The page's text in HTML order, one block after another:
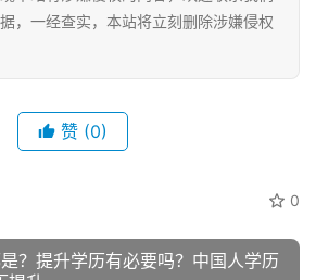
，一经查实，本站将立刻删除涉嫌侵权
赞 (0)
0
？提升学历有必要吗？中国人学历